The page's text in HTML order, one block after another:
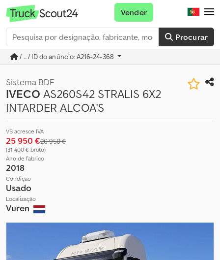
Procurar
Vender
/ ... / ID do anúncio: A216-24-368
Sistema BDF
IVECO AS260S42 STRALIS 6X2
INTARDER ALCOA'S
VB acresce IVA
25 950 €26 950 €
(31 400 € bruto)
Ano de fabrico
2018
Condição
Usado
Localização
Vuren